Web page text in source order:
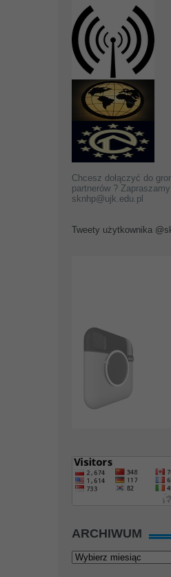
Chcesz dołączyć do
partnerów ?
sknhp@ujk.edu.pl
Tweety użytkownika
ARCHIWUM
Archiwum